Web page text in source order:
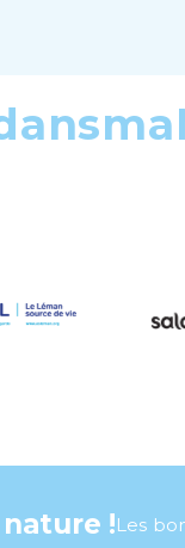
nature !Les